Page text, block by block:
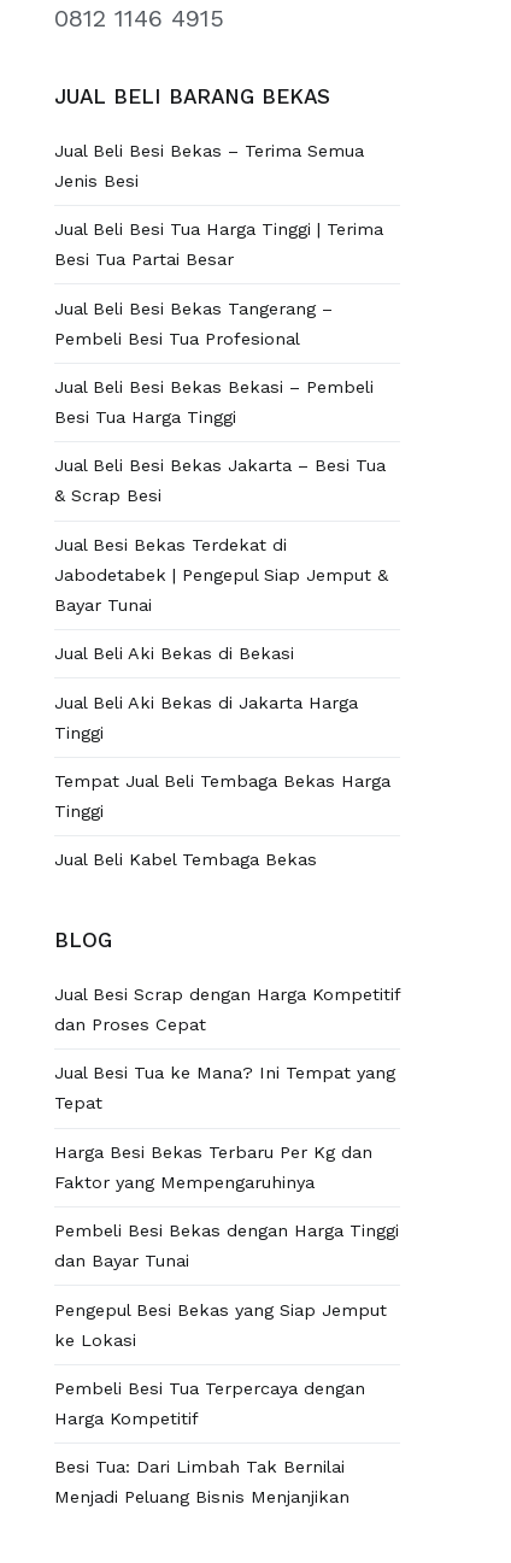
0812 1146 4915
JUAL BELI BARANG BEKAS
Jual Beli Besi Bekas – Terima Semua
Jenis Besi
Jual Beli Besi Tua Harga Tinggi | Terima
Besi Tua Partai Besar
Jual Beli Besi Bekas Tangerang –
Pembeli Besi Tua Profesional
Jual Beli Besi Bekas Bekasi – Pembeli
Besi Tua Harga Tinggi
Jual Beli Besi Bekas Jakarta – Besi Tua
& Scrap Besi
Jual Besi Bekas Terdekat di
Jabodetabek | Pengepul Siap Jemput &
Bayar Tunai
Jual Beli Aki Bekas di Bekasi
Jual Beli Aki Bekas di Jakarta Harga
Tinggi
Tempat Jual Beli Tembaga Bekas Harga
Tinggi
Jual Beli Kabel Tembaga Bekas
BLOG
Jual Besi Scrap dengan Harga Kompetitif
dan Proses Cepat
Jual Besi Tua ke Mana? Ini Tempat yang
Tepat
Harga Besi Bekas Terbaru Per Kg dan
Faktor yang Mempengaruhinya
Pembeli Besi Bekas dengan Harga Tinggi
dan Bayar Tunai
Pengepul Besi Bekas yang Siap Jemput
ke Lokasi
Pembeli Besi Tua Terpercaya dengan
Harga Kompetitif
Besi Tua: Dari Limbah Tak Bernilai
Menjadi Peluang Bisnis Menjanjikan